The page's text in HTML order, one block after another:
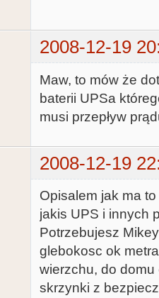
2008-12-19
Maw, to mów że
baterii UPSa
musi przepływ
2008-12-19
Opisalem jak ma
jakis UPS i innych
Potrzebujesz
glebokosc ok
wierzchu, do
skrzynki z